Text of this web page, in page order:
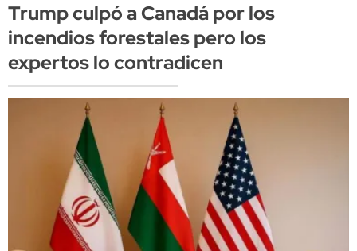
Trump culpó a Canadá por los
incendios forestales pero los
expertos lo contradicen